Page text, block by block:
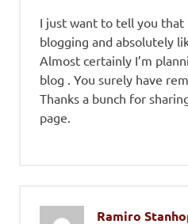
I just want to tell you
blogging and absolutely
Almost certainly I’m
blog . You surely have
Thanks a bunch for
page.
Ramiro